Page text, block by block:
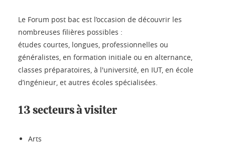
Le Forum post bac est l’occasion de découvrir les
nombreuses filières possibles :
études courtes, longues, professionnelles ou
généralistes, en formation initiale ou en alternance,
classes préparatoires, à l'université, en IUT, en école
d’ingénieur, et autres écoles spécialisées.
13 secteurs à visiter
Arts